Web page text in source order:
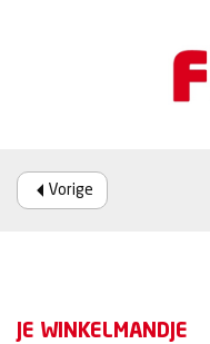
Vorige
JE WINKELMANDJE